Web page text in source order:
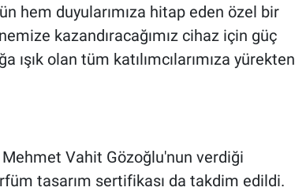
hem duyularımıza hitap eden özel bir
kazandıracağımız cihaz için güç
ışık olan tüm katılımcılarımıza yürekten
Mehmet Vahit Gözoğlu'nun verdiği
tasarım sertifikası da takdim edildi.